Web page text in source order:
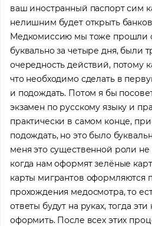
ваш иностранный паспорт сим
нелишним будет открыть
Медкомиссию мы тоже прошли
буквально за четыре дня, были
очередность действий, потому
что необходимо сделать в
и подождать. Потом я бы
экзамен по русскому языку и
практически в самом конце,
подождать, но это было
меня это существенной роли не
когда нам оформят зелёные
карты мигрантов оформляются
прохождения медосмотра, то
ответы будут на руках, тогда
оформить. После всех этих